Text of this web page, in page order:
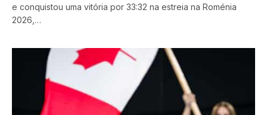
e conquistou uma vitória por 33:32 na estreia na Roménia
2026,…